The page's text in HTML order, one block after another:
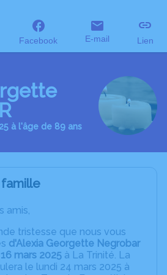
Facebook E-mail Lien
à l'âge de 89 ans
amis,
tristesse que nous vous
d'Alexia Georgette Negrobar
mars 2025 à La Trinité. La
le lundi 24 mars 2025 à